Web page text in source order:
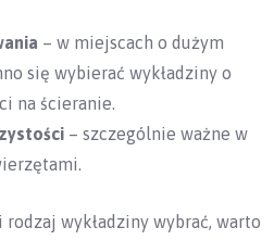
– w miejscach o dużym
się wybierać wykładziny o
na ścieranie.
– szczególnie ważne w
wykładziny wybrać, warto